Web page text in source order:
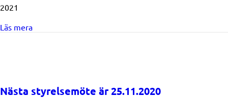
2021
Läs meraabout Välkommen på höstmöte 25.11
Nästa styrelsemöte är 25.11.2020